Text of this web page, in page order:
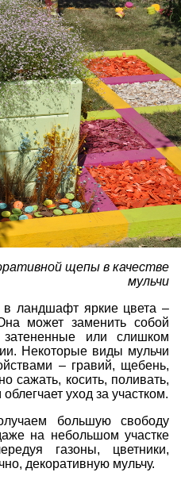
щепы в качестве
мульчи
в ландшафт яркие цвета –
может заменить собой
затененные или слишком
Некоторые виды мульчи
– гравий, щебень,
сажать, косить, поливать,
уход за участком.
большую свободу
на небольшом участке
газоны, цветники,
декоративную мульчу.